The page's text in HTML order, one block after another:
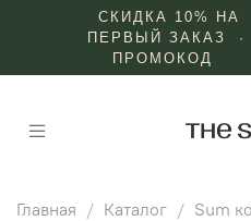
СКИДКА 10% НА
ПЕРВЫЙ ЗАКАЗ ·
ПРОМОКОД
Главная Каталог Sum